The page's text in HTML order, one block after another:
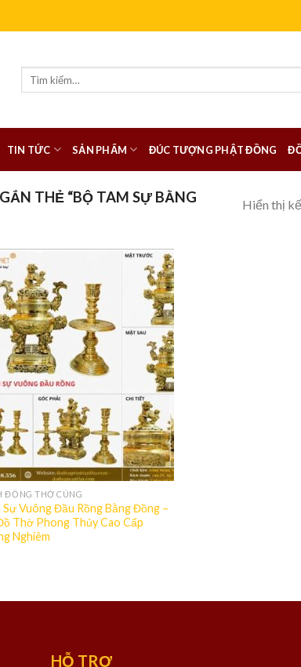
TIN TỨC SẢN PHẨM ĐÚC TƯỢNG PHẬT ĐỒNG
THẺ “BỘ TAM SỰ BẰNG
Hiển thị
ĐỒNG THỜ CÚNG
Sự Vuông Đầu Rồng Bằng Đồng –
Thờ Phong Thủy Cao Cấp
Nghiêm
HỖ TRỢ